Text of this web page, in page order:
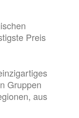
Preis
Gruppen
aus